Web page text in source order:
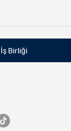
İş Birliği